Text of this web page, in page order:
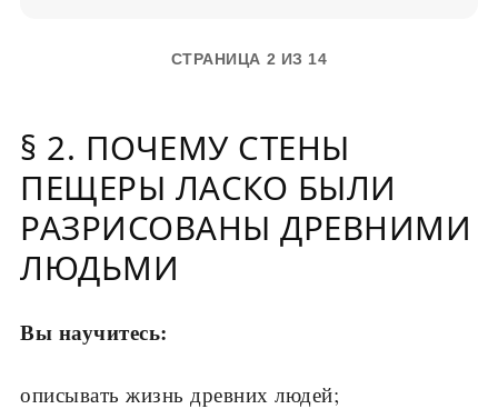
СТРАНИЦА 2 ИЗ 14
§ 2. ПОЧЕМУ СТЕНЫ
ПЕЩЕРЫ ЛАСКО БЫЛИ
РАЗРИСОВАНЫ ДРЕВНИМИ
ЛЮДЬМИ
Вы научитесь:
описывать жизнь древних людей;